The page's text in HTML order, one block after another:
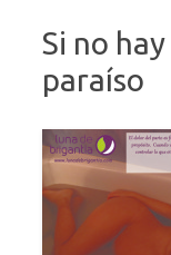
Si no
paraíso